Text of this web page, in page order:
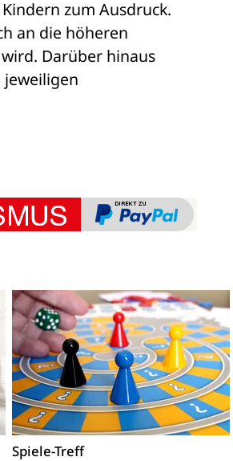
zum Ausdruck.
an die höheren
Darüber hinaus
jeweiligen
Spiele-Treff